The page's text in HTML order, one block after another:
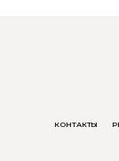
КОНТАКТЫ